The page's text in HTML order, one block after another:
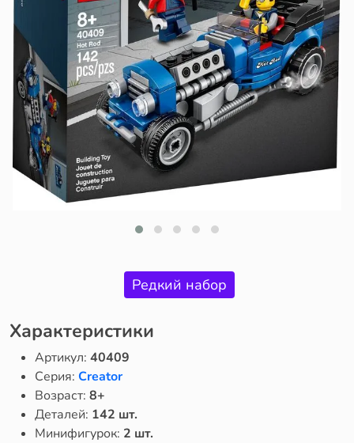
Редкий набор
Характеристики
Артикул: 40409
Серия: Creator
Возраст: 8+
Деталей: 142 шт.
Минифигурок: 2 шт.